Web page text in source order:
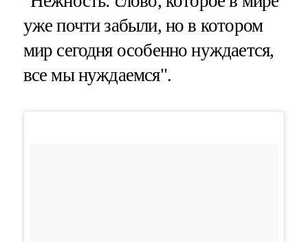
уже почти забыли, но в котором
мир сегодня особенно нуждается,
все мы нуждаемся".